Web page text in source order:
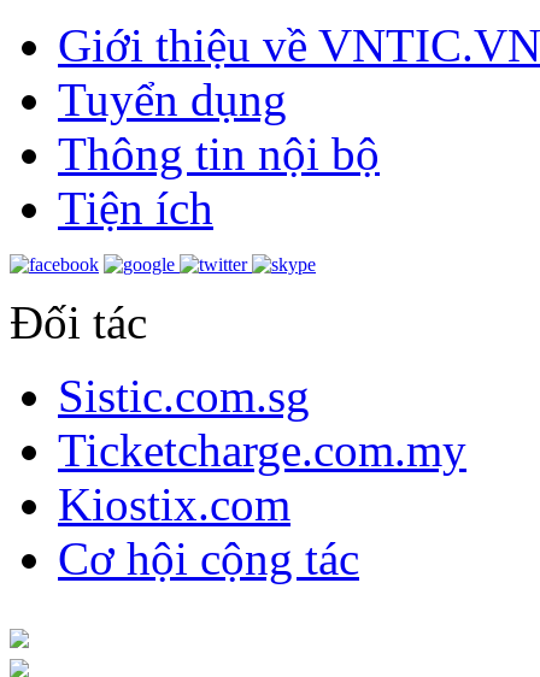
Giới thiệu về VNTIC.VN
Tuyển dụng
Thông tin nội bộ
Tiện ích
Đối tác
Sistic.com.sg
Ticketcharge.com.my
Kiostix.com
Cơ hội cộng tác